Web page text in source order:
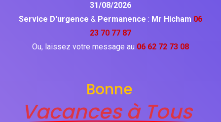
31/08/2026
Service D'urgence & Permanence : Mr Hicham 06
23 70 77 87
Ou, laissez votre message au 06 62 72 73 08
Bonne
Vacances à Tous